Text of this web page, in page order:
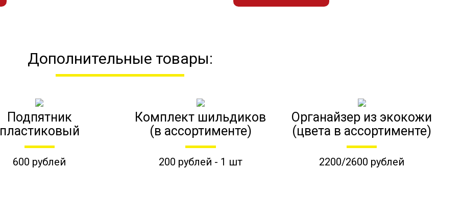
Дополнительные товары:
Подпятник
пластиковый
600 рублей
Комплект шильдиков
(в ассортименте)
200 рублей - 1 шт
Органайзер из экокожи
(цвета в ассортименте)
2200/2600 рублей